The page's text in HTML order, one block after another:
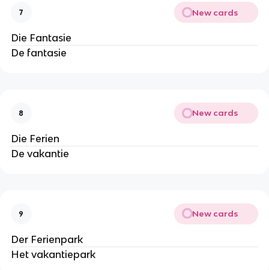
7 New cards
Die Fantasie
De fantasie
8 New cards
Die Ferien
De vakantie
9 New cards
Der Ferienpark
Het vakantiepark